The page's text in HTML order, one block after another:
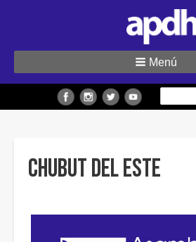
Menú
Chubut del Este